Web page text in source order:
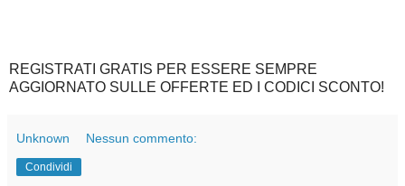
REGISTRATI GRATIS PER ESSERE SEMPRE
AGGIORNATO SULLE OFFERTE ED I CODICI SCONTO!
Unknown Nessun commento:
Condividi